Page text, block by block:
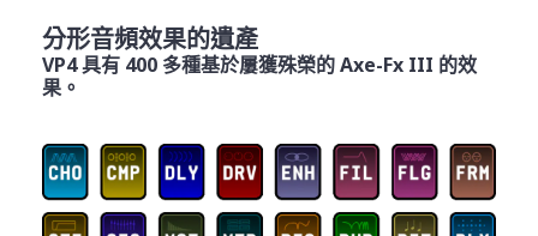
分形音頻效果的遺產
VP4 具有 400 多種基於屢獲殊榮的 Axe-Fx III 的效
果。